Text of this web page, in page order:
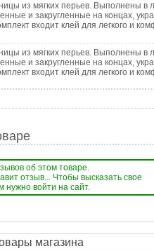
из мягких перьев. Выполнены в
и закругленные на концах,
входит клей для легкого и
из мягких перьев. Выполнены в
и закругленные на концах,
входит клей для легкого и
об этом товаре.
отзыв... Чтобы высказать свое
нужно войти на сайт.
магазина